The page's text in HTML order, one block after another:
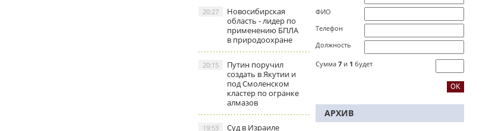
Новосибирская
область - лидер по
применению БПЛА
в природоохране
20:27
Путин поручил
создать в Якутии и
под Смоленском
кластер по огранке
алмазов
20:15
Суд в Израиле
19:53
ФИО
Телефон
Должность
Сумма 7 и 1 будет
АРХИВ